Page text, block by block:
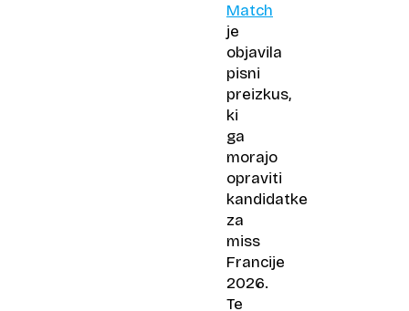
Match
je
objavila
pisni
preizkus,
ki
ga
morajo
opraviti
kandidatke
za
miss
Francije
2026.
Te